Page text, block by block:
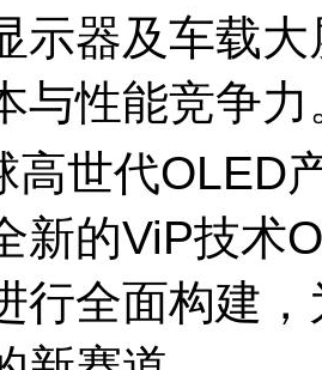
示器及车载
与性能竞争力
高世代OLED
新的ViP技术
行全面构建